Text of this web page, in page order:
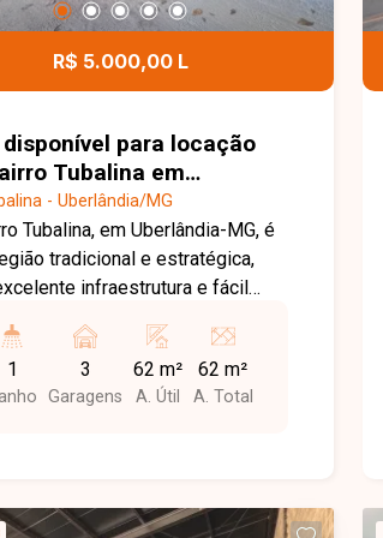
conforto e praticidade aos
e agende uma visita para
R$ 5.000,00 L
para locação
Tubalina em
MG
- Uberlândia/MG
Tubalina, em Uberlândia-MG, é
tradicional e estratégica,
infraestrutura e fácil
próximo a comércios,
escolas, farmácias e
serviços, oferece praticidade
62m² de área
1 3
Garagens
62 m²
A. Útil
62 m²
A. Total